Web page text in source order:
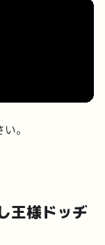
。
王様ドッヂ